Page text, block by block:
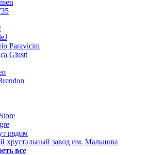
Paravicini
Giusti
рядом
хрустальный завод им. Мальцова
все